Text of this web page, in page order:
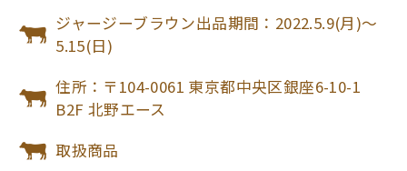
ジャージーブラウン出品期間：2022.5.9(月)～
5.15(日)
住所：〒104-0061 東京都中央区銀座6-10-1
B2F 北野エース
取扱商品